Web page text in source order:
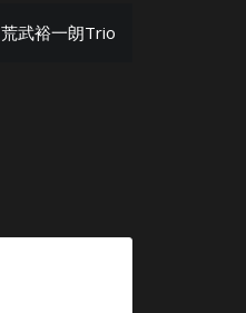
荒武裕一朗Trio